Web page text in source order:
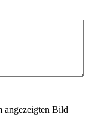
angezeigten Bild